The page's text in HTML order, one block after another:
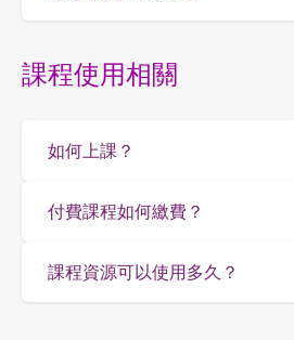
課程使用相關
如何上課？
付費課程如何繳費？
課程資源可以使用多久？